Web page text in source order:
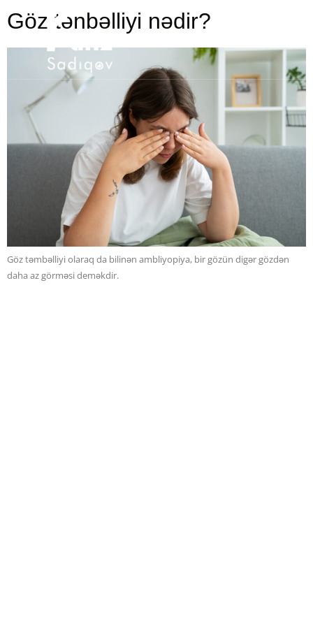
Göz tənbəlliyi nədir?
Göz təmbəlliyi olaraq da bilinən ambliyopiya, bir gözün digər gözdən
daha az görməsi deməkdir.